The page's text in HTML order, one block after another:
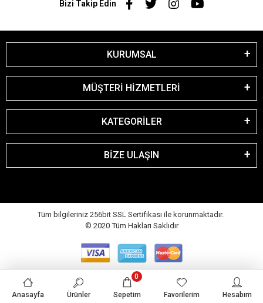
Bizi Takip Edin
KURUMSAL
MÜŞTERİ HİZMETLERİ
KATEGORİLER
BİZE ULAŞIN
Tüm bilgileriniz 256bit SSL Sertifikası ile korunmaktadır.
© 2020 Tüm Hakları Saklıdır
Anasayfa Ürünler Sepetim
0
Favorilerim Hesabım